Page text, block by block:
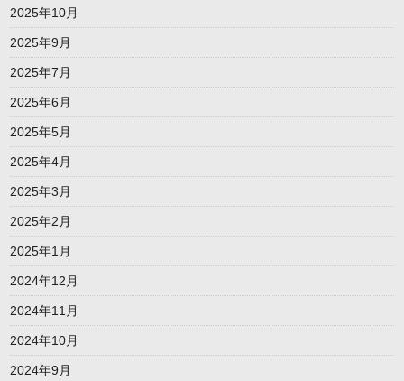
2025年10月
2025年9月
2025年7月
2025年6月
2025年5月
2025年4月
2025年3月
2025年2月
2025年1月
2024年12月
2024年11月
2024年10月
2024年9月